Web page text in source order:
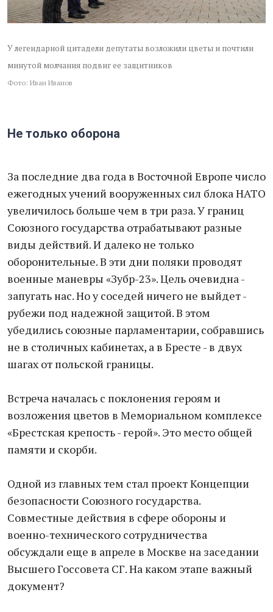
У легендарной цитадели депутаты возложили цветы и почтили
минутой молчания подвиг ее защитников
Фото: Иван Иванов
Не только оборона
За последние два года в Восточной Европе число
ежегодных учений вооруженных сил блока НАТО
увеличилось больше чем в три раза. У границ
Союзного государства отрабатывают разные
виды действий. И далеко не только
оборонительные. В эти дни поляки проводят
военные маневры «Зубр-23». Цель очевидна -
запугать нас. Но у соседей ничего не выйдет -
рубежи под надежной защитой. В этом
убедились союзные парламентарии, собравшись
не в столичных кабинетах, а в Бресте - в двух
шагах от польской границы.
Встреча началась с поклонения героям и
возложения цветов в Мемориальном комплексе
«Брестская крепость - герой». Это место общей
памяти и скорби.
Одной из главных тем стал проект Концепции
безопасности Союзного государства.
Совместные действия в сфере обороны и
военно-технического сотрудничества
обсуждали еще в апреле в Москве на заседании
Высшего Госсовета СГ. На каком этапе важный
документ?